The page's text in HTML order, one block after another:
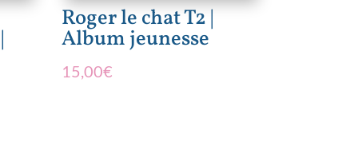
Roger le chat T2 |
Album jeunesse
15,00€